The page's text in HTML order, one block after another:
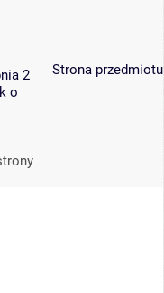
2
o
Strona przedmiotu